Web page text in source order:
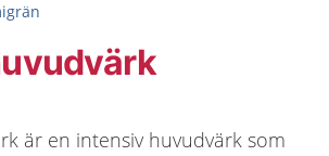
är en intensiv huvudvärk som